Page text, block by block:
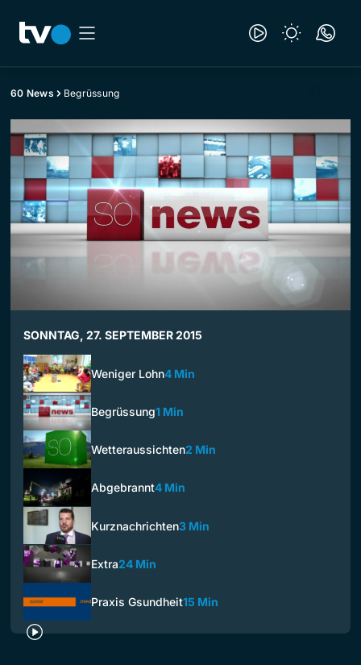
60 News Begrüssung
SONNTAG, 27. SEPTEMBER 2015
Weniger Lohn4 Min
Begrüssung1 Min
Wetteraussichten2 Min
Abgebrannt4 Min
Kurznachrichten3 Min
Extra24 Min
Praxis Gsundheit15 Min